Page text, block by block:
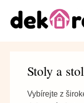
Stoly a
Vybírejte z